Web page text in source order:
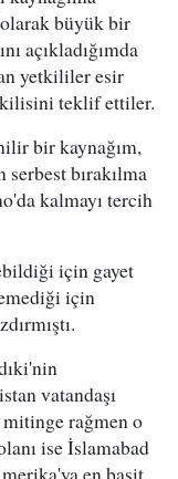
büyük bir
açıkladığımda
yetkililer esir
teklif ettiler.
bir kaynağım,
bırakılma
kalmayı tercih
için gayet
için
vatandaşı
rağmen o
ise İslamabad
en basit